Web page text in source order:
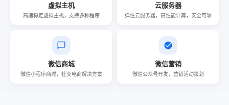
虚拟主机
高速稳定虚拟主机，支持多种程序
云服务器
弹性云服务器，高性能计算，安全可靠
微信商城
微信小程序商城，社交电商解决方案
微信营销
微信公众号开发，营销活动策划